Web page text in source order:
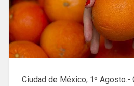
Ciudad de México, 1º Agosto.-